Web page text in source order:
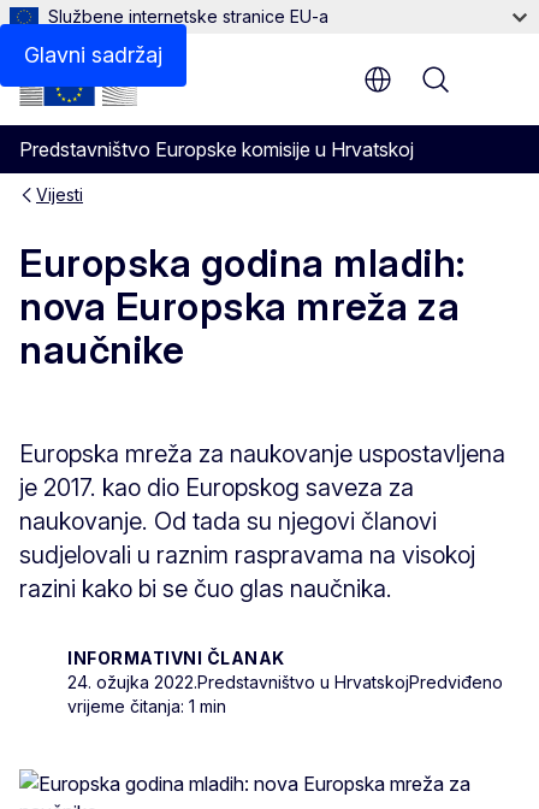
Glavni sadržaj
Službene internetske stranice EU-a
Predstavništvo Europske komisije u Hrvatskoj
Menu
Vijesti
Europska godina mladih:
nova Europska mreža za
naučnike
Europska mreža za naukovanje uspostavljena
je 2017. kao dio Europskog saveza za
naukovanje. Od tada su njegovi članovi
sudjelovali u raznim raspravama na visokoj
razini kako bi se čuo glas naučnika.
INFORMATIVNI ČLANAK
24. ožujka 2022.Predstavništvo u HrvatskojPredviđeno
vrijeme čitanja: 1 min